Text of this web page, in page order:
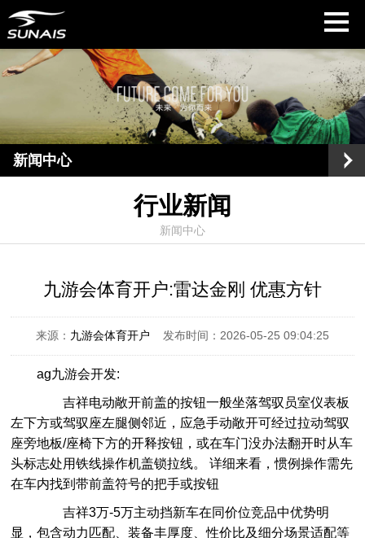
新闻中心
行业新闻
新闻中心
九游会体育开户:雷达金刚 优惠方针
来源： 九游会体育开户 发布时间：2026-05-25 09:04:25
ag九游会开发:
吉祥电动敞开前盖的按钮一般坐落驾驭员室仪表板
左下方或驾驭座左腿侧邻近，应急手动敞开可经过拉动驾驭
座旁地板/座椅下方的开释按钮，或在车门没办法翻开时从车
头标志处用铁线操作机盖锁拉线。 详细来看，惯例操作需先
在车内找到带前盖符号的把手或按钮
吉祥3万-5万主动挡新车在同价位竞品中优势明
显，包含动力匹配、装备丰厚度、性价比及细分场景适配等